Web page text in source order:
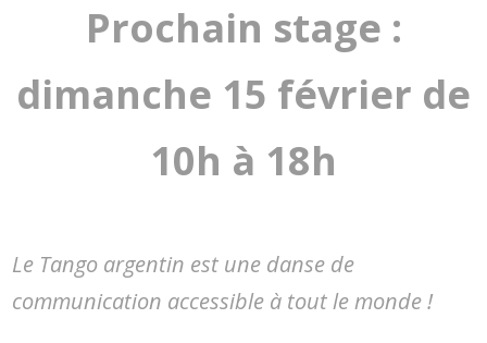
Prochain stage :
dimanche 15 février de
10h à 18h
Le Tango argentin est une danse de
communication accessible à tout le monde !